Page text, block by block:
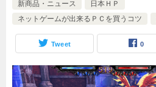
新商品・ニュース
日本ＨＰ
ネットゲームが出来るＰＣを買うコツ
Tweet 0